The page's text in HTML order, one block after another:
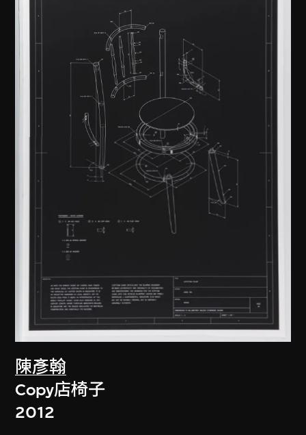
陳彥翰
Copy店椅子
2012